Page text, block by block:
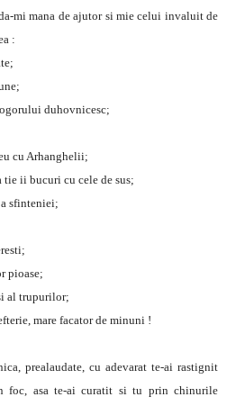
mi mana de ajutor si mie celui invaluit de
:
duhovnicesc;
cu Arhanghelii;
tie ii bucuri cu cele de sus;
sfinteniei;
pioase;
al trupurilor;
mare facator de minuni !
prealaudate, cu adevarat te-ai rastignit
foc, asa te-ai curatit si tu prin chinurile